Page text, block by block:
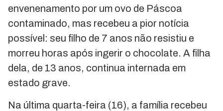
envenenamento por um ovo de Páscoa
contaminado, mas recebeu a pior notícia
possível: seu filho de 7 anos não resistiu e
morreu horas após ingerir o chocolate. A filha
dela, de 13 anos, continua internada em
estado grave.
Na última quarta-feira (16), a família recebeu